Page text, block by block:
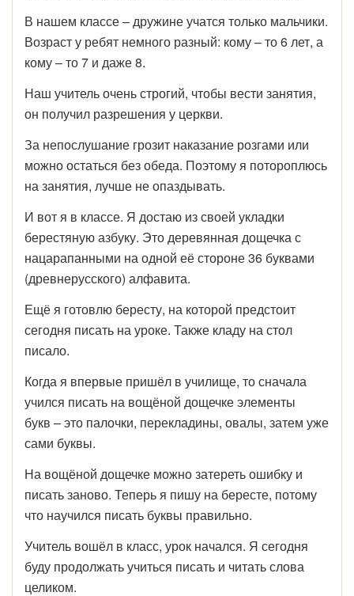
В нашем классе – дружине учатся только мальчики.
Возраст у ребят немного разный: кому – то 6 лет, а
кому – то 7 и даже 8.
Наш учитель очень строгий, чтобы вести занятия,
он получил разрешения у церкви.
За непослушание грозит наказание розгами или
можно остаться без обеда. Поэтому я потороплюсь
на занятия, лучше не опаздывать.
И вот я в классе. Я достаю из своей укладки
берестяную азбуку. Это деревянная дощечка с
нацарапанными на одной её стороне 36 буквами
(древнерусского) алфавита.
Ещё я готовлю бересту, на которой предстоит
сегодня писать на уроке. Также кладу на стол
писало.
Когда я впервые пришёл в училище, то сначала
учился писать на вощёной дощечке элементы
букв – это палочки, перекладины, овалы, затем уже
сами буквы.
На вощёной дощечке можно затереть ошибку и
писать заново. Теперь я пишу на бересте, потому
что научился писать буквы правильно.
Учитель вошёл в класс, урок начался. Я сегодня
буду продолжать учиться писать и читать слова
целиком.